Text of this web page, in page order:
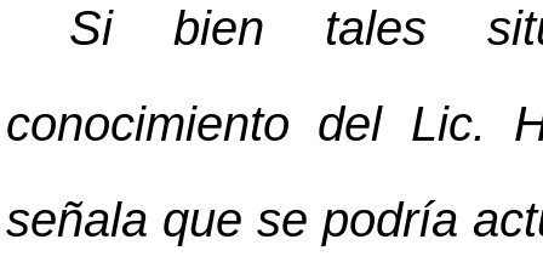
Si bien tales
conocimiento del Lic.
señala que se podría